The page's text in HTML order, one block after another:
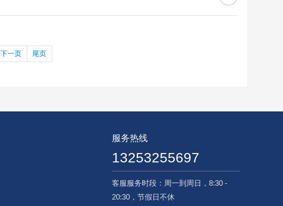
下一页 尾页
服务热线
13253255697
客服服务时段：周一到周日，8:30 -
20:30，节假日不休